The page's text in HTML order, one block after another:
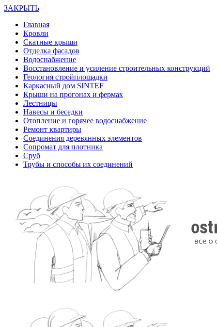
ЗАКРЫТЬ
Главная
Кровли
Скатные крыши
Отделка фасадов
Водоснабжение
Восстановление и усиление строительных конструкций
Геология стройплощадки
Каркасный дом SINTEF
Крыши на прогонах и фермах
Лестницы
Навесы и беседки
Отопление и горячее водоснабжение
Ремонт квартиры
Соединения деревянных элементов
Сопромат для плотника
Сруб
Трубы и способы их соединений